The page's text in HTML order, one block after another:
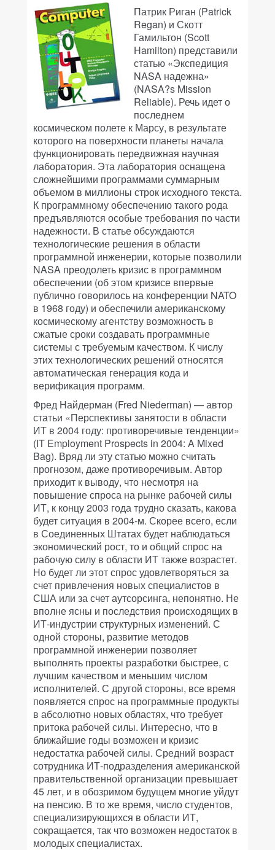
Патрик Риган (Patrick
Regan) и Скотт
Гамильтон (Scott
Hamilton) представили
статью «Экспедиция
NASA надежна»
(NASA?s Mission
Reliable). Речь идет о
последнем
космическом полете к Марсу, в результате
которого на поверхности планеты начала
функционировать передвижная научная
лаборатория. Эта лаборатория оснащена
сложнейшими программами суммарным
объемом в миллионы строк исходного текста.
К программному обеспечению такого рода
предъявляются особые требования по части
надежности. В статье обсуждаются
технологические решения в области
программной инженерии, которые позволили
NASA преодолеть кризис в программном
обеспечении (об этом кризисе впервые
публично говорилось на конференции NATO
в 1968 году) и обеспечили американскому
космическому агентству возможность в
сжатые сроки создавать программные
системы с требуемым качеством. К числу
этих технологических решений относятся
автоматическая генерация кода и
верификация программ.
Фред Найдерман (Fred Niederman) — автор
статьи «Перспективы занятости в области
ИТ в 2004 году: противоречивые тенденции»
(IT Employment Prospects in 2004: A Mixed
Bag). Вряд ли эту статью можно считать
прогнозом, даже противоречивым. Автор
приходит к выводу, что несмотря на
повышение спроса на рынке рабочей силы
ИТ, к концу 2003 года трудно сказать, какова
будет ситуация в 2004-м. Скорее всего, если
в Соединенных Штатах будет наблюдаться
экономический рост, то и общий спрос на
рабочую силу в области ИТ также возрастет.
Но будет ли этот спрос удовлетворяться за
счет привлечения новых специалистов в
США или за счет аутсорсинга, непонятно. Не
вполне ясны и последствия происходящих в
ИТ-индустрии структурных изменений. С
одной стороны, развитие методов
программной инженерии позволяет
выполнять проекты разработки быстрее, с
лучшим качеством и меньшим числом
исполнителей. С другой стороны, все время
появляется спрос на программные продукты
в абсолютно новых областях, что требует
притока рабочей силы. Интересно, что в
ближайшие годы возможен и кризис
недостатка рабочей силы. Средний возраст
сотрудника ИТ-подразделения американской
правительственной организации превышает
45 лет, и в обозримом будущем многие уйдут
на пенсию. В то же время, число студентов,
специализирующихся в области ИТ,
сокращается, так что возможен недостаток в
молодых специалистах.